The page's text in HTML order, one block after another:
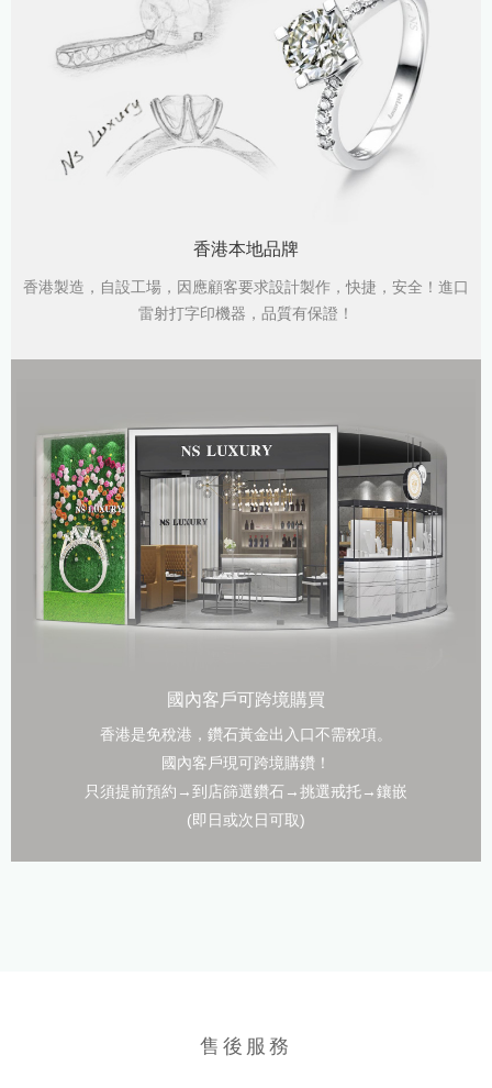
香港本地品牌
香港製造，自設工場，因應顧客要求設計製作，快捷，安全！進口
雷射打字印機器，品質有保證！
國內客戶可跨境購買
香港是免稅港，鑽石黃金出入口不需稅項。
國內客戶現可跨境購鑽！
只須提前預約→到店篩選鑽石→挑選戒托→鑲嵌
(即日或次日可取)
售後服務